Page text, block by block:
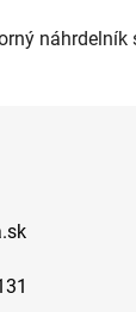
náhrdelník